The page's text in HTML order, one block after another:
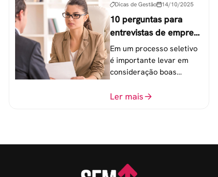
Dicas de Gestão 14/10/2025
10 perguntas para
entrevistas de emprego
que recrutadores não
devem fazer
Em um processo seletivo
é importante levar em
consideração boas
o perfil do profissional e
Ler mais